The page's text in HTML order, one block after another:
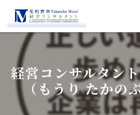
経営コンサルタン
（もうり たかの